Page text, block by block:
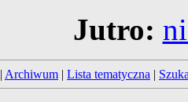
Jutro:
| Archiwum | Lista tematyczna |